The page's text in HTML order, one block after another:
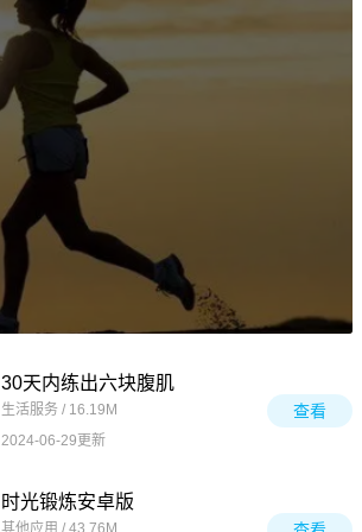
30天内练出六块腹肌
生活服务 / 16.19M
2024-06-29更新
查看
时光锻炼安卓版
其他应用 / 43.76M